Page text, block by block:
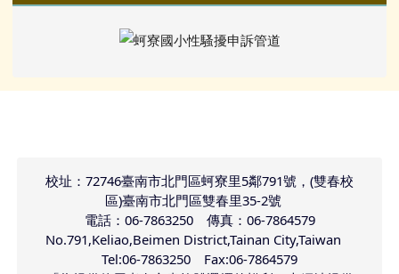
校址：72746臺南市北門區蚵寮里5鄰791號，(雙春校
區)臺南市北門區雙春里35-2號
電話：06-7863250 傳真：06-7864579
No.791,Keliao,Beimen District,Tainan City,Taiwan
Tel:06-7863250 Fax:06-7864579